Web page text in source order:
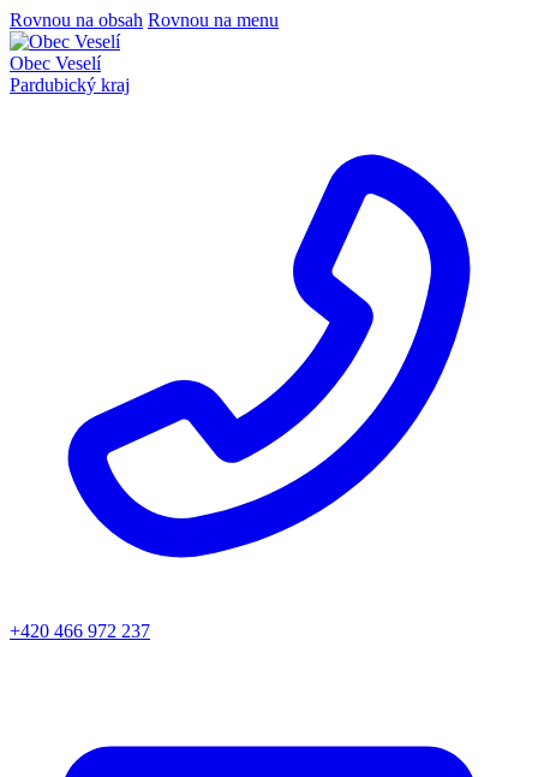
Rovnou na obsah Rovnou na menu
Obec Veselí
Pardubický kraj
+420 466 972 237